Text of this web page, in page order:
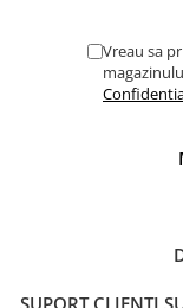
Vreau sa